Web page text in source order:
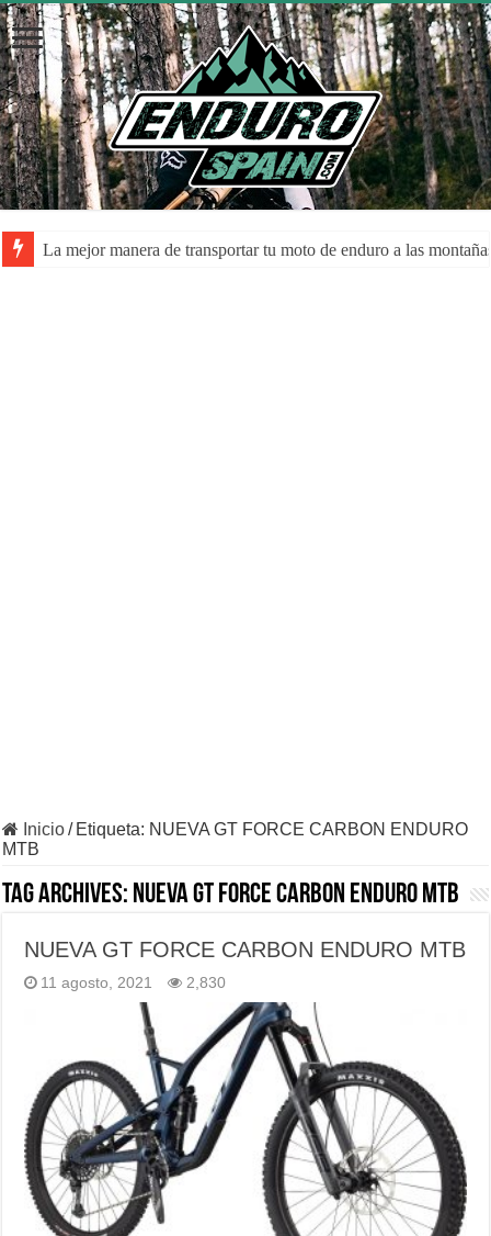
La mejor manera de transportar tu moto de enduro a las
Inicio/ Etiqueta: NUEVA GT FORCE CARBON ENDURO
MTB
Tag Archives: NUEVA GT FORCE CARBON ENDURO MTB
NUEVA GT FORCE CARBON ENDURO MTB
11 agosto, 2021 2,830